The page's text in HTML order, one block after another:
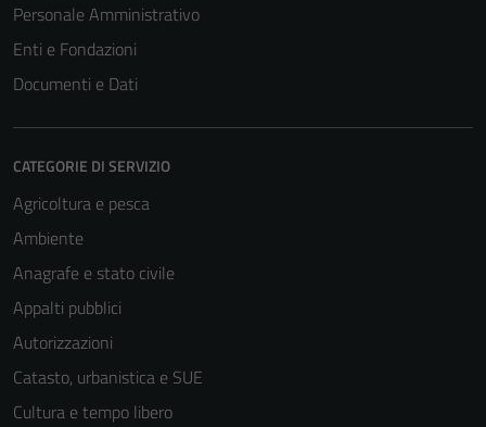
Personale Amministrativo
Enti e Fondazioni
Documenti e Dati
CATEGORIE DI SERVIZIO
Agricoltura e pesca
Ambiente
Anagrafe e stato civile
Appalti pubblici
Autorizzazioni
Catasto, urbanistica e SUE
Cultura e tempo libero